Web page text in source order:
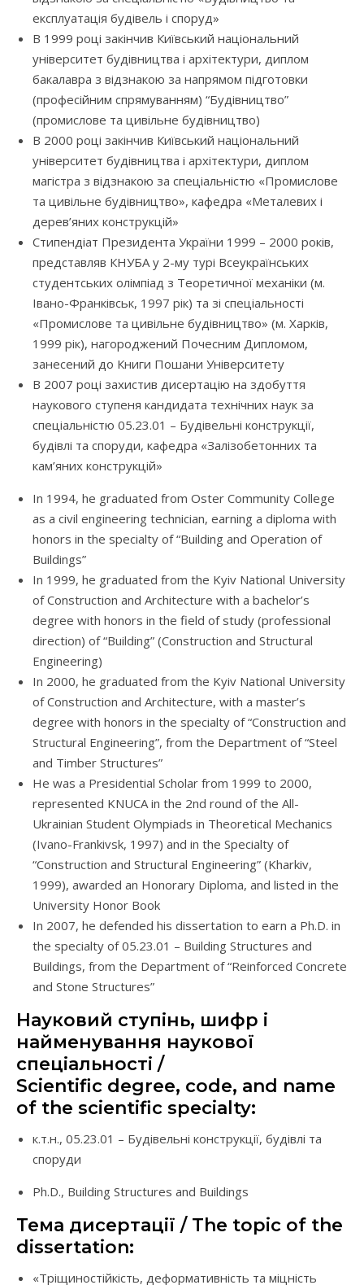
експлуатація будівель і споруд»
В 1999 році закінчив Київський національний
університет будівництва і архітектури, диплом
бакалавра з відзнакою за напрямом підготовки
(професійним спрямуванням) “Будівництво”
(промислове та цивільне будівництво)
В 2000 році закінчив Київський національний
університет будівництва і архітектури, диплом
магістра з відзнакою за спеціальністю «Промислове
та цивільне будівництво», кафедра «Металевих і
дерев’яних конструкцій»
Стипендіат Президента України 1999 – 2000 років,
представляв КНУБА у 2-му турі Всеукраїнських
студентських олімпіад з Теоретичної механіки (м.
Івано-Франківськ, 1997 рік) та зі спеціальності
«Промислове та цивільне будівництво» (м. Харків,
1999 рік), нагороджений Почесним Дипломом,
занесений до Книги Пошани Університету
В 2007 році захистив дисертацію на здобуття
наукового ступеня кандидата технічних наук за
спеціальністю 05.23.01 – Будівельні конструкції,
будівлі та споруди, кафедра «Залізобетонних та
кам’яних конструкцій»
In 1994, he graduated from Oster Community College
as a civil engineering technician, earning a diploma with
honors in the specialty of “Building and Operation of
Buildings”
In 1999, he graduated from the Kyiv National University
of Construction and Architecture with a bachelor’s
degree with honors in the field of study (professional
direction) of “Building” (Construction and Structural
Engineering)
In 2000, he graduated from the Kyiv National University
of Construction and Architecture, with a master’s
degree with honors in the specialty of “Construction and
Structural Engineering”, from the Department of “Steel
and Timber Structures”
He was a Presidential Scholar from 1999 to 2000,
represented KNUCA in the 2nd round of the All-
Ukrainian Student Olympiads in Theoretical Mechanics
(Ivano-Frankivsk, 1997) and in the Specialty of
“Construction and Structural Engineering” (Kharkiv,
1999), awarded an Honorary Diploma, and listed in the
University Honor Book
In 2007, he defended his dissertation to earn a Ph.D. in
the specialty of 05.23.01 – Building Structures and
Buildings, from the Department of “Reinforced Concrete
and Stone Structures”
Науковий ступінь, шифр і
найменування наукової
спеціальності /
Scientific degree, code, and name
of the scientific specialty:
к.т.н., 05.23.01 – Будівельні конструкції, будівлі та
споруди
Ph.D., Building Structures and Buildings
Тема дисертації / The topic of the
dissertation:
«Тріщиностійкість, деформативність та міцність